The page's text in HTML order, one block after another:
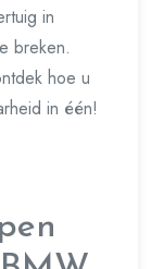
in
breken.
hoe u
in één!